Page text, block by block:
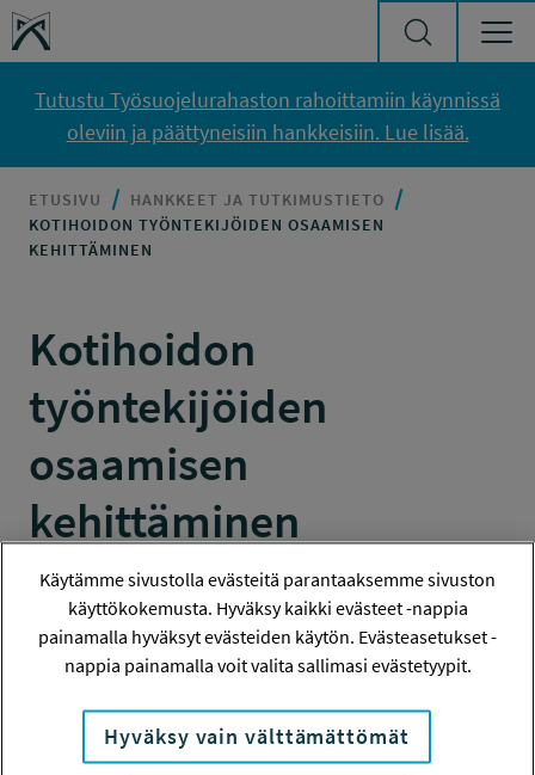
Siirry sisältöön
Työsuojelurahasto
Tutustu Työsuojelurahaston rahoittamiin käynnissä
oleviin ja päättyneisiin hankkeisiin. Lue lisää.
ETUSIVU
HANKKEET JA TUTKIMUSTIETO
KOTIHOIDON TYÖNTEKIJÖIDEN OSAAMISEN
KEHITTÄMINEN
Kotihoidon
työntekijöiden
osaamisen
kehittäminen
KEHITTÄMISRAHOITUS
Tiivistelmä
Käytämme sivustolla evästeitä parantaaksemme sivuston
käyttökokemusta. Hyväksy kaikki evästeet -nappia
painamalla hyväksyt evästeiden käytön. Evästeasetukset -
nappia painamalla voit valita sallimasi evästetyypit.
Hyväksy vain välttämättömät